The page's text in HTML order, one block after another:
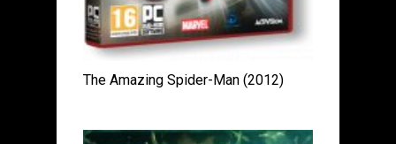
The Amazing Spider-Man (2012)